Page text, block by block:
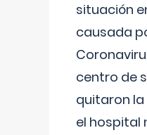
situación
causada
centro de
quitaron
el hospital